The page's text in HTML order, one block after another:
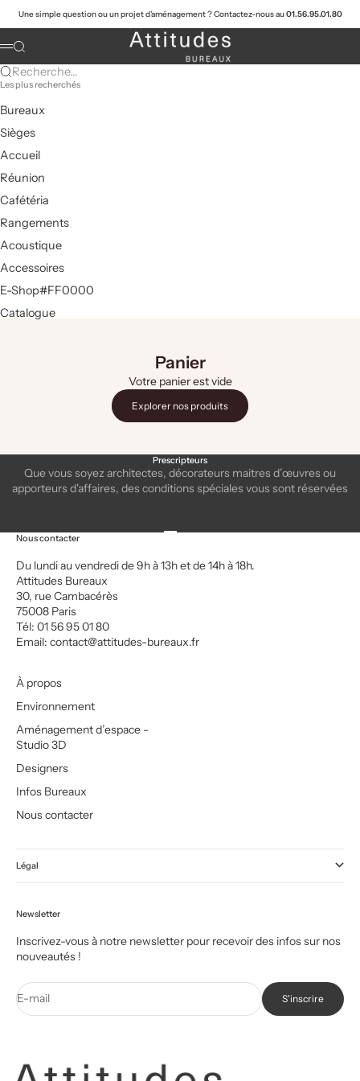
Une simple question ou un projet d'aménagement ? Contactez-nous au01.56.95.01.80
Attitudes Bureaux
Menu
Recherche
Recherche...
Les plus recherchés
Bureaux
Sièges
Accueil
Réunion
Cafétéria
Rangements
Acoustique
Accessoires
E-Shop#FF0000
Catalogue
Panier
Votre panier est vide
Explorer nos produits
Prescripteurs
Que vous soyez architectes, décorateurs maitres d’œuvres ou
apporteurs d'affaires, des conditions spéciales vous sont réservées
Nous contacter
Du lundi au vendredi de 9h à 13h et de 14h à 18h.
Attitudes Bureaux
30, rue Cambacérès
75008 Paris
Tél: 01 56 95 01 80
Email: contact@attitudes-bureaux.fr
À propos
Environnement
Aménagement d’espace -
Studio 3D
Designers
Infos Bureaux
Nous contacter
Légal
Newsletter
Inscrivez-vous à notre newsletter pour recevoir des infos sur nos
nouveautés !
E-mail S'inscrire